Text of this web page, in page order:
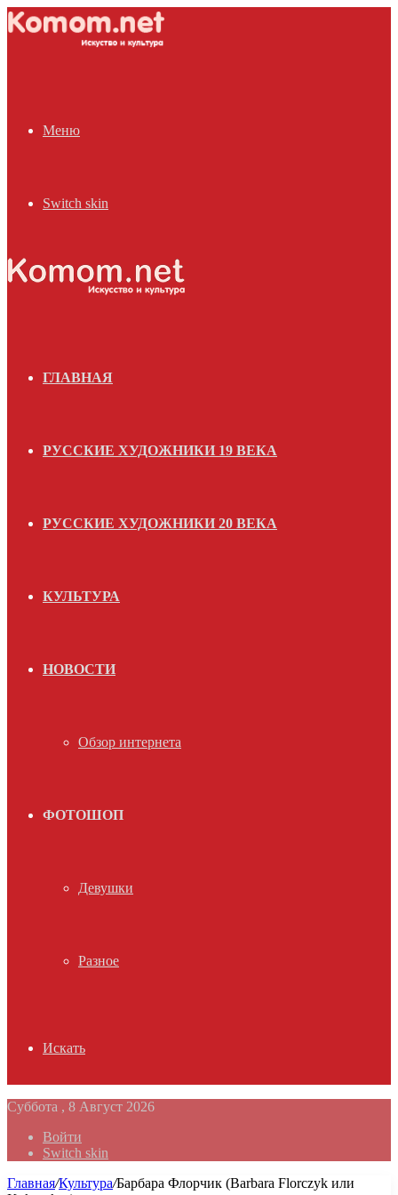
Меню
Switch skin
ГЛАВНАЯ
РУССКИЕ ХУДОЖНИКИ 19 ВЕКА
РУССКИЕ ХУДОЖНИКИ 20 ВЕКА
КУЛЬТУРА
НОВОСТИ
Обзор интернета
ФОТОШОП
Девушки
Разное
Искать
Суббота , 8 Август 2026
Войти
Switch skin
Главная/Культура/Барбара Флорчик (Barbara Florczyk или